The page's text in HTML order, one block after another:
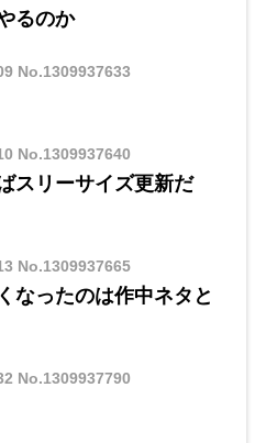
るのか
No.1309937633
No.1309937640
スリーサイズ更新だ
No.1309937665
なったのは作中ネタと
No.1309937790